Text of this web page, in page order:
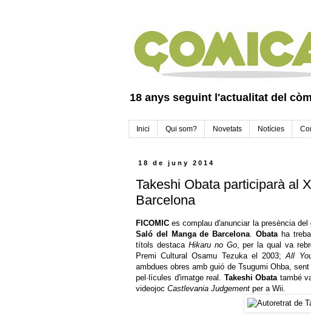
18 anys seguint l'actualitat del
Inici Qui som? Novetats Notícies
18 de juny 2014
Takeshi Obata participarà al
Barcelona
FICOMIC es complau d'anunciar la presència del
Saló del Manga de Barcelona. Obataha
títols destaca Hikaru no Go, per la qual va
Premi Cultural Osamu Tezuka el 2003;All
ambdues obres amb guió de Tsugumi Ohba,
pel·lícules d'imatge real. Takeshi Obata també
videojoc Castlevania Judgement per a Wii.